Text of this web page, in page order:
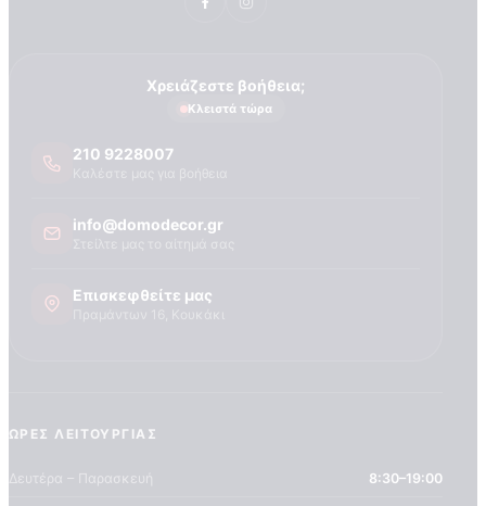
Χρειάζεστε βοήθεια;
Κλειστά τώρα
210 9228007
info@domodecor.gr
Επισκεφθείτε μας
ΏΡΕΣ ΛΕΙΤΟΥΡΓΊΑΣ
Δευτέρα – Παρασκευή 8:30–19:00